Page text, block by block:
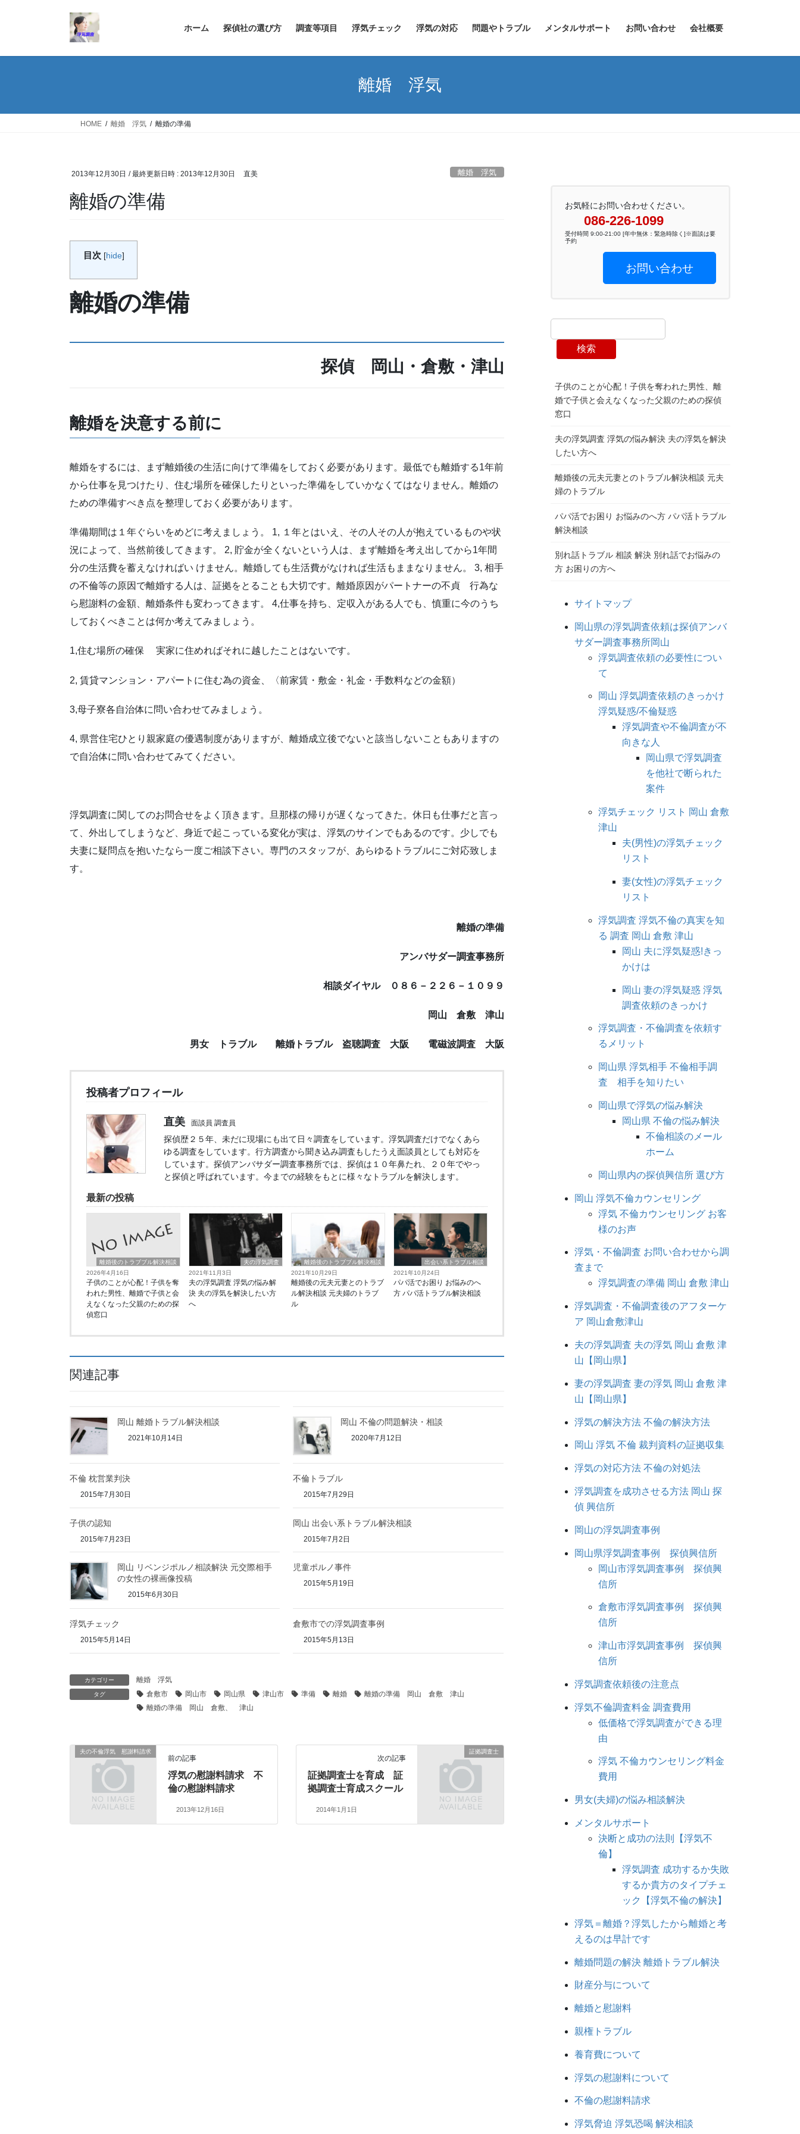
ホーム 探偵社の選び方 調査等項目 浮気チェック 浮気の対応 問題やトラブル メンタルサポート お問い合わせ 会社概要
離婚 浮気
HOME 離婚 浮気 離婚の準備
2013年12月30日 / 最終更新日時 : 2013年12月30日 直美 離婚 浮気
離婚の準備
目次 [hide]
離婚の準備
探偵 岡山・倉敷・津山
離婚を決意する前に
離婚をするには、まず離婚後の生活に向けて準備をしておく必要があります。最低でも離婚する1年前
から仕事を見つけたり、住む場所を確保したりといった準備をしていかなくてはなりません。離婚の
ための準備すべき点を整理しておく必要があります。
準備期間は１年ぐらいをめどに考えましょう。 1, １年とはいえ、その人その人が抱えているものや状
況によって、当然前後してきます。 2, 貯金が全くないという人は、まず離婚を考え出してから1年間
分の生活費を蓄えなければい けません。離婚しても生活費がなければ生活もままなりません。 3, 相手
の不倫等の原因で離婚する人は、証拠をとることも大切です。離婚原因がパートナーの不貞 行為な
ら慰謝料の金額、離婚条件も変わってきます。 4,仕事を持ち、定収入がある人でも、慎重に今のうち
しておくべきことは何か考えてみましょう。
1,住む場所の確保 実家に住めればそれに越したことはないです。
2, 賃貸マンション・アパートに住む為の資金、〈前家賃・敷金・礼金・手数料などの金額）
3,母子寮各自治体に問い合わせてみましょう。
4, 県営住宅ひとり親家庭の優遇制度がありますが、離婚成立後でないと該当しないこともありますの
で自治体に問い合わせてみてください。
浮気調査に関してのお問合せをよく頂きます。旦那様の帰りが遅くなってきた。休日も仕事だと言っ
て、外出してしまうなど、身近で起こっている変化が実は、浮気のサインでもあるのです。少しでも
夫妻に疑問点を抱いたなら一度ご相談下さい。専門のスタッフが、あらゆるトラブルにご対応致しま
す。
離婚の準備
アンバサダー調査事務所
相談ダイヤル ０８６－２２６－１０９９
岡山 倉敷 津山
男女 トラブル 離婚トラブル 盗聴調査 大阪 電磁波調査 大阪
投稿者プロフィール
直美 面談員 調査員
探偵歴２５年、未だに現場にも出て日々調査をしています。浮気調査だけでなくあら
ゆる調査をしています。行方調査から聞き込み調査もしたうえ面談員としても対応を
しています。探偵アンバサダー調査事務所では、探偵は１０年鼻たれ、２０年でやっ
と探偵と呼ばれています。今までの経験をもとに様々なトラブルを解決します。
最新の投稿
離婚後のトラブブル解決相談
2026年4月16日
子供のことが心配！子供を奪
われた男性、離婚で子供と会
えなくなった父親のための探
偵窓口
夫の浮気調査
2021年11月3日
夫の浮気調査 浮気の悩み解
決 夫の浮気を解決したい方
へ
離婚後のトラブブル解決相談
2021年10月29日
離婚後の元夫元妻とのトラブ
ル解決相談 元夫婦のトラブ
ル
出会い系トラブル相談
2021年10月24日
パパ活でお困り お悩みのへ
方 パパ活トラブル解決相談
関連記事
岡山 離婚トラブル解決相談
2021年10月14日
岡山 不倫の問題解決・相談
2020年7月12日
不倫 枕営業判決
2015年7月30日
不倫トラブル
2015年7月29日
子供の認知
2015年7月23日
岡山 出会い系トラブル解決相談
2015年7月2日
岡山 リベンジポルノ相談解決 元交際相手
の女性の裸画像投稿
2015年6月30日
児童ポルノ事件
2015年5月19日
浮気チェック
2015年5月14日
倉敷市での浮気調査事例
2015年5月13日
カテゴリー 離婚 浮気
タグ 倉敷市 岡山市 岡山県 津山市 準備 離婚
離婚の準備 岡山 倉敷 津山
離婚の準備 岡山 倉敷、 津山
夫の不倫浮気 慰謝料請求
前の記事
浮気の慰謝料請求 不
倫の慰謝料請求
2013年12月16日
証拠調査士
次の記事
証拠調査士を育成 証
拠調査士育成スクール
2014年1月1日
お気軽にお問い合わせください。
086-226-1099
受付時間 9:00-21:00 [年中無休：緊急時除く]※面談は要
予約
お問い合わせ
検索
子供のことが心配！子供を奪われた男性、離
婚で子供と会えなくなった父親のための探偵
窓口
夫の浮気調査 浮気の悩み解決 夫の浮気を解決
したい方へ
離婚後の元夫元妻とのトラブル解決相談 元夫
婦のトラブル
パパ活でお困り お悩みのへ方 パパ活トラブル
解決相談
別れ話トラブル 相談 解決 別れ話でお悩みの
方 お困りの方へ
サイトマップ
岡山県の浮気調査依頼は探偵アンバ
サダー調査事務所岡山
浮気調査依頼の必要性につい
て
岡山 浮気調査依頼のきっかけ
浮気疑惑/不倫疑惑
浮気調査や不倫調査が不
向きな人
岡山県で浮気調査
を他社で断られた
案件
浮気チェック リスト 岡山 倉敷
津山
夫(男性)の浮気チェック
リスト
妻(女性)の浮気チェック
リスト
浮気調査 浮気不倫の真実を知
る 調査 岡山 倉敷 津山
岡山 夫に浮気疑惑!きっ
かけは
岡山 妻の浮気疑惑 浮気
調査依頼のきっかけ
浮気調査・不倫調査を依頼す
るメリット
岡山県 浮気相手 不倫相手調
査 相手を知りたい
岡山県で浮気の悩み解決
岡山県 不倫の悩み解決
不倫相談のメール
ホーム
岡山県内の探偵興信所 選び方
岡山 浮気不倫カウンセリング
浮気 不倫カウンセリング お客
様のお声
浮気・不倫調査 お問い合わせから調
査まで
浮気調査の準備 岡山 倉敷 津山
浮気調査・不倫調査後のアフターケ
ア 岡山倉敷津山
夫の浮気調査 夫の浮気 岡山 倉敷 津
山【岡山県】
妻の浮気調査 妻の浮気 岡山 倉敷 津
山【岡山県】
浮気の解決方法 不倫の解決方法
岡山 浮気 不倫 裁判資料の証拠収集
浮気の対応方法 不倫の対処法
浮気調査を成功させる方法 岡山 探
偵 興信所
岡山の浮気調査事例
岡山県浮気調査事例 探偵興信所
岡山市浮気調査事例 探偵興
信所
倉敷市浮気調査事例 探偵興
信所
津山市浮気調査事例 探偵興
信所
浮気調査依頼後の注意点
浮気不倫調査料金 調査費用
低価格で浮気調査ができる理
由
浮気 不倫カウンセリング料金
費用
男女(夫婦)の悩み相談解決
メンタルサポート
決断と成功の法則【浮気不
倫】
浮気調査 成功するか失敗
するか貴方のタイプチェ
ック【浮気不倫の解決】
浮気＝離婚？浮気したから離婚と考
えるのは早計です
離婚問題の解決 離婚トラブル解決
財産分与について
離婚と慰謝料
親権トラブル
養育費について
浮気の慰謝料について
不倫の慰謝料請求
浮気脅迫 浮気恐喝 解決相談